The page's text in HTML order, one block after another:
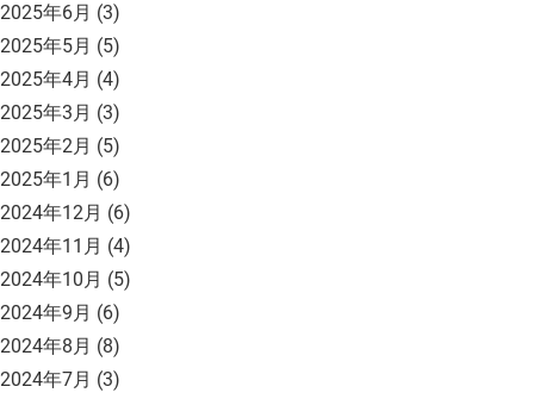
2025年6月 (3)
2025年5月 (5)
2025年4月 (4)
2025年3月 (3)
2025年2月 (5)
2025年1月 (6)
2024年12月 (6)
2024年11月 (4)
2024年10月 (5)
2024年9月 (6)
2024年8月 (8)
2024年7月 (3)